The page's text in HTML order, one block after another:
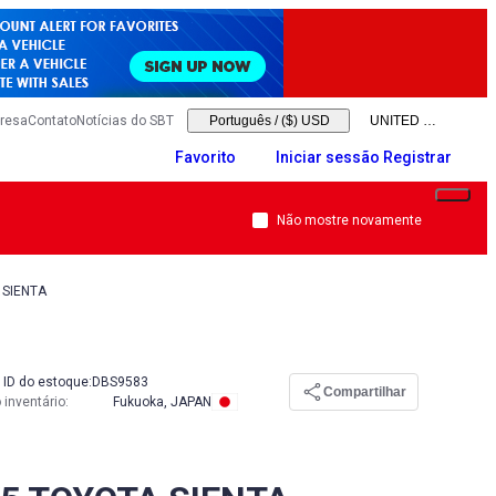
ContatoNotícias do SBT Português / ($) USD
Favorito Iniciar sessão Registrar
Não mostre novamente
ID do estoque: DBS9583
inventário: Fukuoka, JAPAN
Compartilhar